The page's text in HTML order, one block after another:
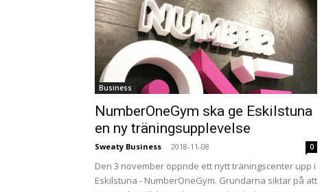
Business
NumberOneGym ska ge Eskilstuna
en ny träningsupplevelse
Sweaty Business - 2018-11-08 0
Den 3 november öppnde ett nytt träningscenter upp i
Eskilstuna - NumberOneGym. Grundarna siktar på att